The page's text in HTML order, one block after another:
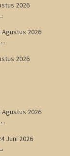
2026
Agustus 2026
2026
Agustus 2026
Juni 2026